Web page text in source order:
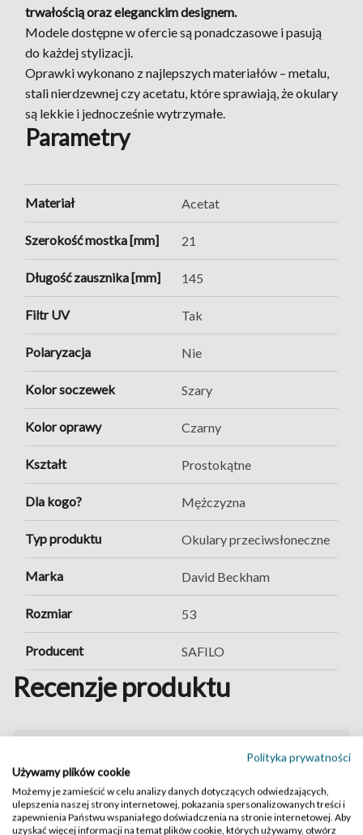
trwałością oraz eleganckim designem.
Modele dostępne w ofercie są ponadczasowe i pasują
do każdej stylizacji.
Oprawki wykonano z najlepszych materiałów – metalu,
stali nierdzewnej czy acetatu, które sprawiają, że okulary
są lekkie i jednocześnie wytrzymałe.
Parametry
Materiał Acetat
Szerokość mostka [mm] 21
Długość zausznika [mm] 145
Filtr UV Tak
Polaryzacja Nie
Kolor soczewek Szary
Kolor oprawy Czarny
Kształt Prostokątne
Dla kogo? Mężczyzna
Typ produktu Okulary przeciwsłoneczne
Marka David Beckham
Rozmiar 53
Producent SAFILO
Recenzje produktu
David Beckham 7066/F/S
0.0 / 5.0
Zaloguj się
Polityka prywatności
Używamy plików cookie
Możemy je zamieścić w celu analizy danych dotyczących odwiedzających,
ulepszenia naszej strony internetowej, pokazania spersonalizowanych treści i
zapewnienia Państwu wspaniałego doświadczenia na stronie internetowej. Aby
uzyskać więcej informacji na temat plików cookie, których używamy, otwórz